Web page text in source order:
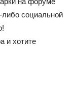
социальной
и хотите